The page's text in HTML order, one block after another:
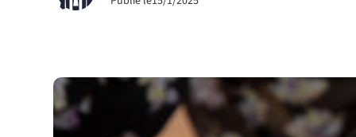
Sport et associations
Avocat droit fiscal
Avocat droit sociétés